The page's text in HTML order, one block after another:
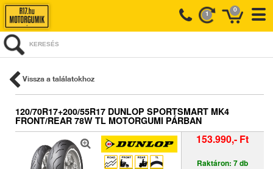
0
1
KERESÉS
Vissza a találatokhoz
120/70R17+200/55R17 DUNLOP SPORTSMART MK4
FRONT/REAR 78W TL MOTORGUMI PÁRBAN
153.990,- Ft
Raktáron: 7 db